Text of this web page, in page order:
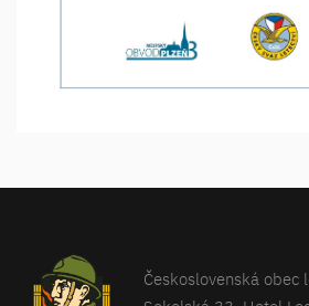
Československá obec